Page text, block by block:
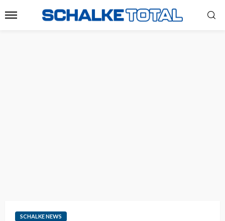
SCHALKE NEWS